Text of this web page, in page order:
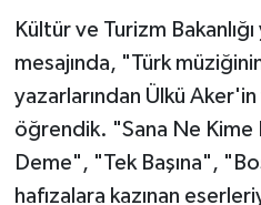
Kültür ve Turizm Bakanlığı
mesajında, "Türk
yazarlarından Ülkü
öğrendik. "Sana Ne Kime
Deme", "Tek Başına",
hafızalara kazınan